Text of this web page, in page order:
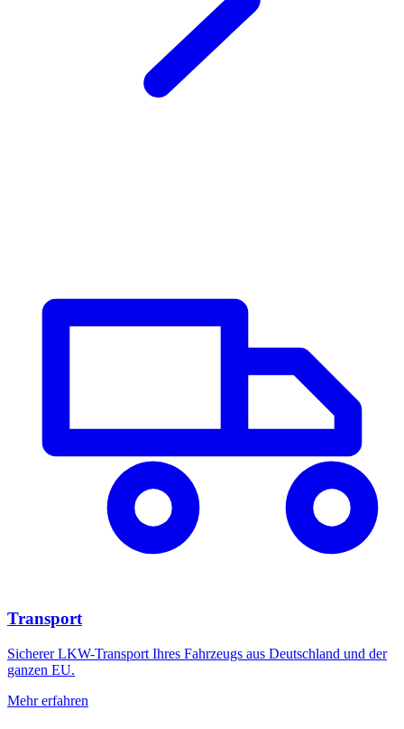
Transport
Sicherer LKW-Transport Ihres Fahrzeugs aus Deutschland und der
ganzen EU.
Mehr erfahren